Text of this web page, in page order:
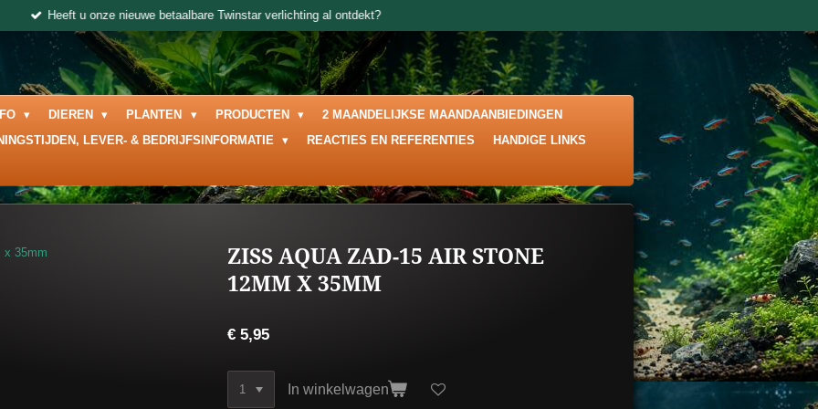
Heeft u onze nieuwe betaalbare Twinstar verlichting al ontdekt?
DIEREN PLANTEN PRODUCTEN
2 MAANDELIJKSE MAANDAANBIEDINGEN
LEVER- & BEDRIJFSINFORMATIE REACTIES EN REFERENTIES HANDIGE LINKS
ZISS AQUA ZAD-15 AIR STONE
12MM X 35MM
€ 5,95
In winkelwagen